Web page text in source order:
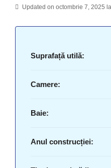
Updated on octombrie 7, 2025
Suprafață utilă:
Camere:
Baie:
Anul construcției: